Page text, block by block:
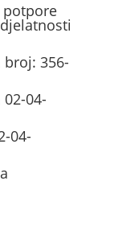
356-
04-
04-